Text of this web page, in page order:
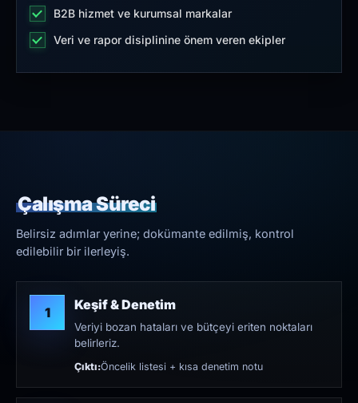
B2B hizmet ve kurumsal markalar
Veri ve rapor disiplinine önem veren ekipler
Çalışma Süreci
Belirsiz adımlar yerine; dokümante edilmiş, kontrol
edilebilir bir ilerleyiş.
1 Keşif & Denetim
Veriyi bozan hataları ve bütçeyi eriten noktaları
belirleriz.
Çıktı:Öncelik listesi + kısa denetim notu